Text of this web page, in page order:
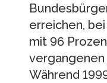
erreichen,
mit 96
vergangenen
Während